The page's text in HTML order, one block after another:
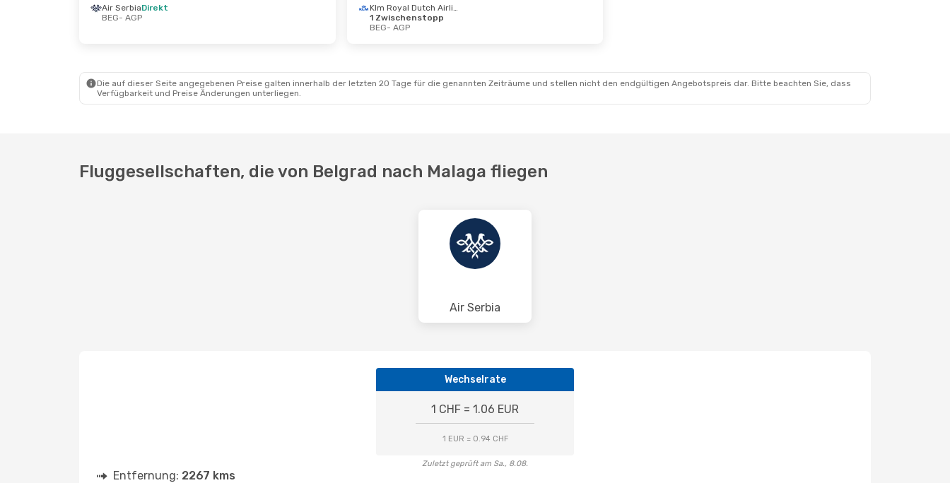
Air SerbiaDirekt
BEG- AGP
Klm Royal Dutch Airlines
1 Zwischenstopp
BEG- AGP
Die auf dieser Seite angegebenen Preise galten innerhalb der letzten 20 Tage für die genannten Zeiträume und stellen nicht den endgültigen Angebotspreis dar. Bitte beachten Sie, dass
Verfügbarkeit und Preise Änderungen unterliegen.
Fluggesellschaften, die von Belgrad nach Malaga fliegen
Air Serbia
Wechselrate
1 CHF = 1.06 EUR
1 EUR = 0.94 CHF
Zuletzt geprüft am Sa., 8.08.
Entfernung: 2267 kms